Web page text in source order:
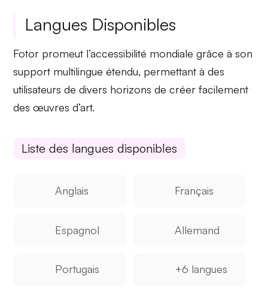
Langues Disponibles
Fotor promeut l’accessibilité mondiale grâce à son
support multilingue étendu, permettant à des
utilisateurs de divers horizons de créer facilement
des œuvres d’art.
Liste des langues disponibles
Anglais Français
Espagnol Allemand
Portugais +6 langues